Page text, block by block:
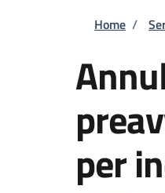
Home /
per